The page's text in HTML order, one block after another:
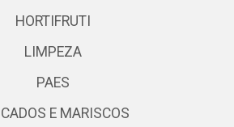
HORTIFRUTI
LIMPEZA
PAES
E MARISCOS